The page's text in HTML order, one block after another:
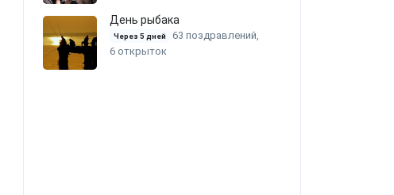
День рыбака
Через 5 дней
63 поздравлений,
6 открыток